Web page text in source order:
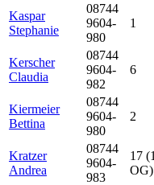
Kaspar
Stephanie
08744
9604-
980
1
Kerscher
Claudia
08744
9604-
982
6
Kiermeier
Bettina
08744
9604-
980
2
Kratzer
Andrea
08744
9604-
983
17
OG)